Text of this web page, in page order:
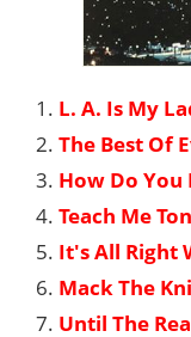
1. L. A. Is My
2. The Best Of
3. How Do You
4. Teach Me
5. It's All Right
6. Mack The
7. Until The